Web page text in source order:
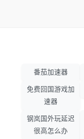
番茄加速器
免费回国游戏加
速器
钢岚国外玩延迟
很高怎么办